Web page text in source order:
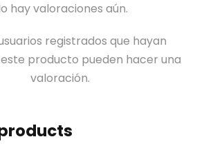
hay valoraciones aún.
registrados que hayan
producto pueden hacer una
valoración.